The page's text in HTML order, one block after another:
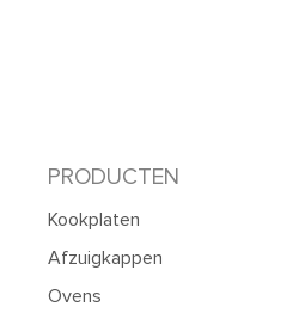
PRODUCTEN
Kookplaten
Afzuigkappen
Ovens